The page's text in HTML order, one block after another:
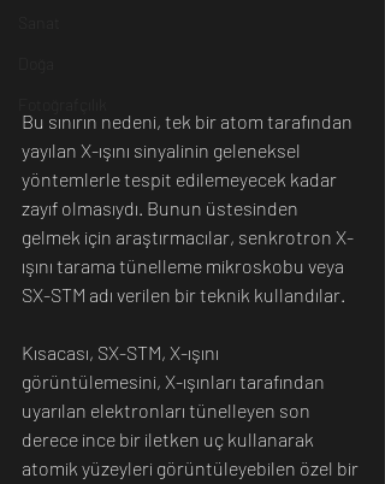
Bu sınırın nedeni, tek bir atom tarafından
yayılan X-ışını sinyalinin geleneksel
yöntemlerle tespit edilemeyecek kadar
zayıf olmasıydı. Bunun üstesinden
gelmek için araştırmacılar, senkrotron X-
ışını tarama tünelleme mikroskobu veya
SX-STM adı verilen bir teknik kullandılar.
Kısacası, SX-STM, X-ışını
görüntülemesini, X-ışınları tarafından
uyarılan elektronları tünelleyen son
derece ince bir iletken uç kullanarak
atomik yüzeyleri görüntüleyebilen özel bir